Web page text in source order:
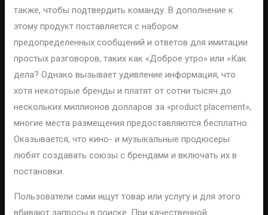
также, чтобы подтвердить команду. В дополнение к
этому продукт поставляется с набором
предопределенных сообщений и ответов для имитации
простых разговоров, таких как «Доброе утро» или «Как
дела? Однако вызывает удивление информация, что
хотя некоторые бренды и платят от сотни тысяч до
нескольких миллионов долларов за «product placement»,
многие места размещения предоставляются бесплатно.
Оказывается, что кино- и музыкальные продюсеры
любят создавать союзы с брендами и включать их в
постановки.
Пользователи сами ищут товар или услугу и для этого
вбивают запросы в поиске. При качественной